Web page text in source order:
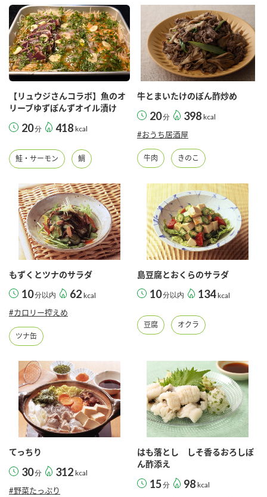
納豆 Fibee
三ツ判山吹
千夜
スペシャルサイト
お酢を知ろう！
すしラボ
ぽん酢サワー
納豆の豆知識
鍋奉行マニュアル
ロングセラー商品 ＋ おすすめレシピ
人気商品 ＋ おすすめレシピ
MIM（ミツカンミュージアム）
各部門が大切にしていること
おいしさと健康への取り組み
販売終了製品のご案内
よくあるご質問
お問い合わせ
地図から取り扱い店舗を探す
ミツカン公式通販
検索
【リュウジさんコラボ】魚のオ
リーブゆずぽんずオイル漬け
20分 418 kcal
鮭・サーモン 鯛
牛とまいたけのぽん酢炒め
20分 398 kcal
#おうち居酒屋
牛肉 きのこ
もずくとツナのサラダ
10分以内 62 kcal
#カロリー控えめ
ツナ缶
島豆腐とおくらのサラダ
10分以内 134 kcal
豆腐 オクラ
てっちり
30分 312 kcal
#野菜たっぷり
はも落とし しそ香るおろしぽ
ん酢添え
15分 98 kcal